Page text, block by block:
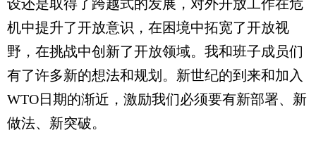
设还是取得了跨越式的发展，对外开放工作在危
机中提升了开放意识，在困境中拓宽了开放视
野，在挑战中创新了开放领域。我和班子成员们
有了许多新的想法和规划。新世纪的到来和加入
WTO日期的渐近，激励我们必须要有新部署、新
做法、新突破。